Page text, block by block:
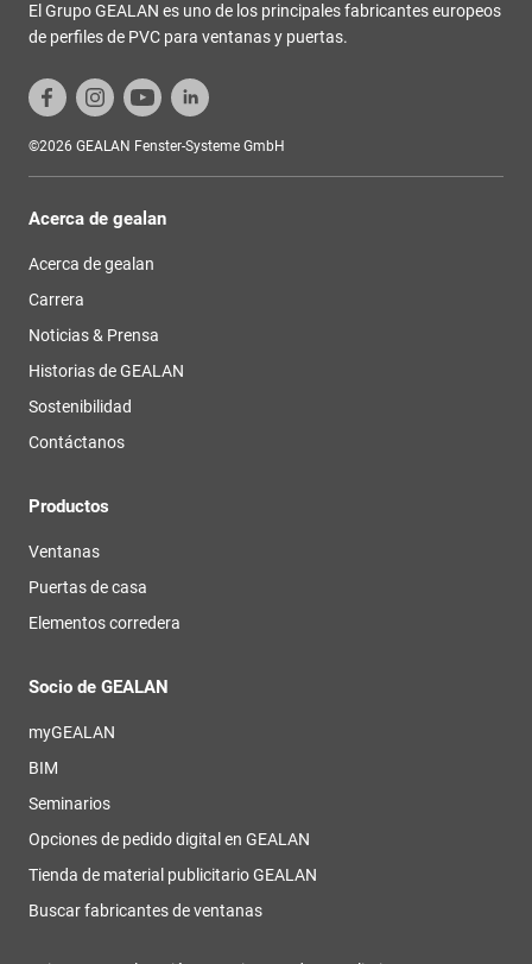
El Grupo GEALAN es uno de los principales fabricantes europeos
de perfiles de PVC para ventanas y puertas.
©2026 GEALAN Fenster-Systeme GmbH
Acerca de gealan
Acerca de gealan
Carrera
Noticias & Prensa
Historias de GEALAN
Sostenibilidad
Contáctanos
Productos
Ventanas
Puertas de casa
Elementos corredera
Socio de GEALAN
myGEALAN
BIM
Seminarios
Opciones de pedido digital en GEALAN
Tienda de material publicitario GEALAN
Buscar fabricantes de ventanas